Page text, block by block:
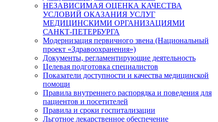
НЕЗАВИСИМАЯ ОЦЕНКА КАЧЕСТВА
УСЛОВИЙ ОКАЗАНИЯ УСЛУГ
МЕДИЦИНСКИМИ ОРГАНИЗАЦИЯМИ
САНКТ-ПЕТЕРБУРГА
Модернизация первичного звена (Национальный
проект «Здравоохранения»)
Документы, регламентирующие деятельность
Целевая подготовка специалистов
Показатели доступности и качества медицинской
помощи
Правила внутреннего распорядка и поведения для
пациентов и посетителей
Правила и сроки госпитализации
Льготное лекарственное обеспечение